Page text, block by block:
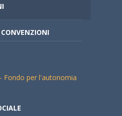
Fondo per l'autonomia